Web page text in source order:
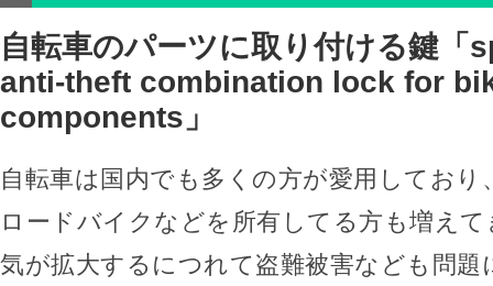
自転車のパーツに取り付ける鍵「
anti-theft combination lock for
components」
自転車は国内でも多くの方が愛用しており
ロードバイクなどを所有してる方も増え
気が拡大するにつれて盗難被害なども問